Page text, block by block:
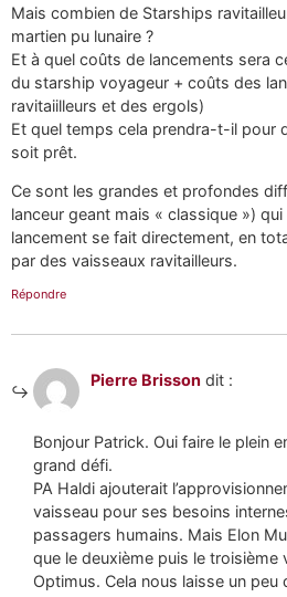
Mais combien de Starships
martien pu lunaire ?
Et à quel coûts de lancements sera
du starship voyageur + coûts des
ravitaiilleurs et des ergols)
Et quel temps cela prendra-t-il pour
soit prêt.
Ce sont les grandes et profondes
lanceur geant mais « classique »)
lancement se fait directement, en
par des vaisseaux ravitailleurs.
Répondre
Pierre Brisson dit :
Bonjour Patrick. Oui faire le plein
grand défi.
PA Haldi ajouterait
vaisseau pour ses besoins
passagers humains. Mais Elon
que le deuxième puis le troisième
Optimus. Cela nous laisse un peu